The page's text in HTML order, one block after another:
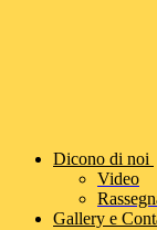
Dicono di noi
Video
Gallery e